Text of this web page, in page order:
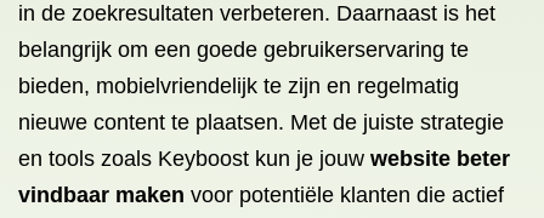
in de zoekresultaten verbeteren. Daarnaast is het
belangrijk om een goede gebruikerservaring te
bieden, mobielvriendelijk te zijn en regelmatig
nieuwe content te plaatsen. Met de juiste strategie
en tools zoals Keyboost kun je jouw website beter
vindbaar maken voor potentiële klanten die actief